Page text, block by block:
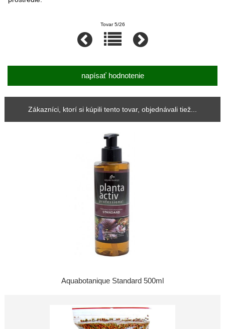
Tovar 5/26
napísať hodnotenie
Zákazníci, ktorí si kúpili tento tovar, objednávali tiež...
Aquabotanique Standard 500ml